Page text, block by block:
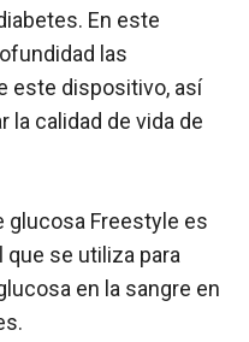
En este
las
este dispositivo, así
la calidad de vida de
glucosa Freestyle es
se utiliza para
en la sangre en